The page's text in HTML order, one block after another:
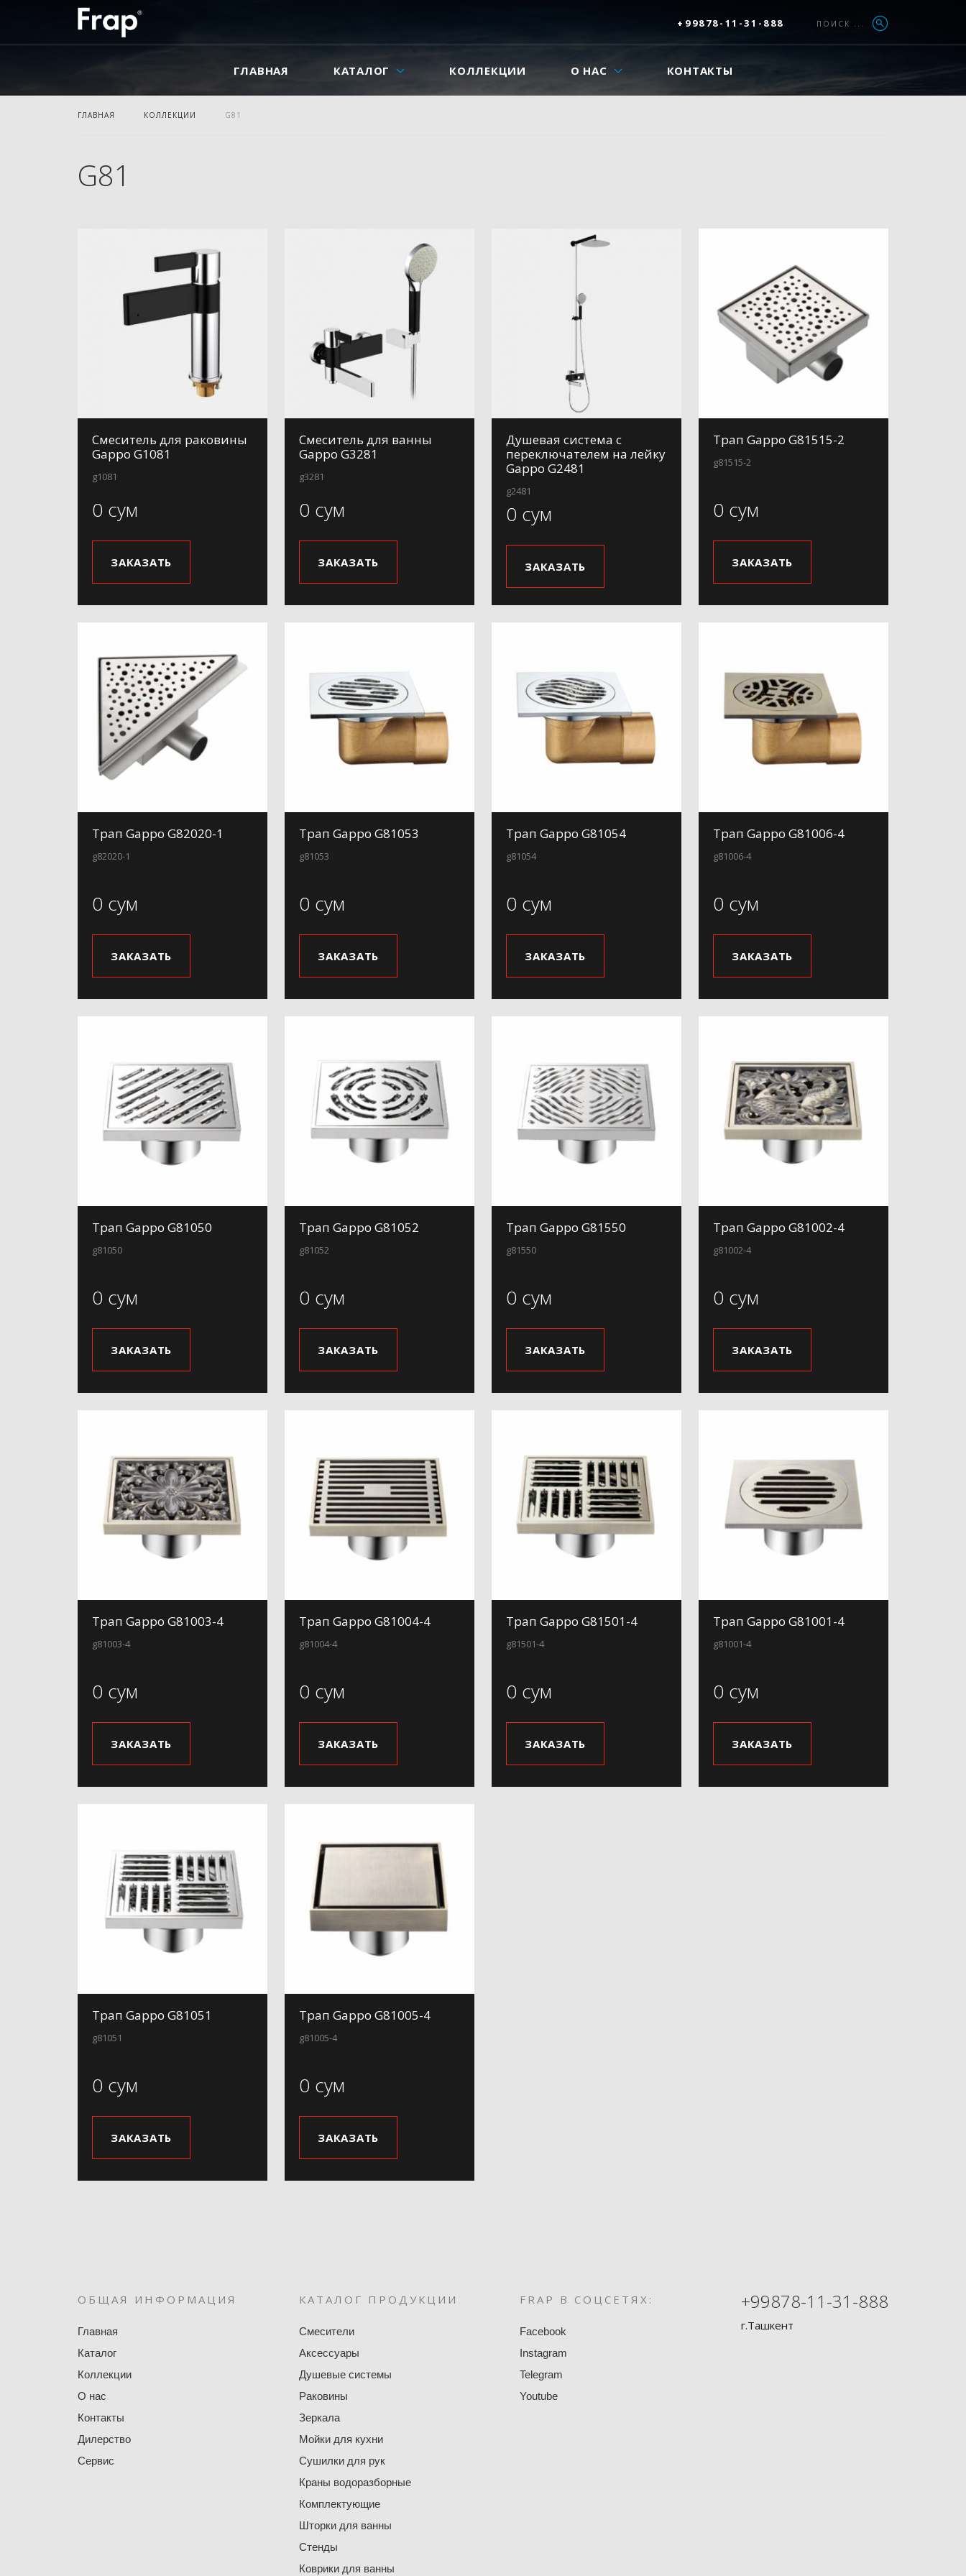
+99878-11-31-888 ПОИСК ...
ГЛАВНАЯ КАТАЛОГ КОЛЛЕКЦИИ О НАС КОНТАКТЫ
ГЛАВНАЯ КОЛЛЕКЦИИ G81
G81
Смеситель для раковины
Gappo G1081
g1081
0 сум
ЗАКАЗАТЬ
Смеситель для ванны
Gappo G3281
g3281
0 сум
ЗАКАЗАТЬ
Душевая система с
переключателем на лейку
Gappo G2481
g2481
0 сум
ЗАКАЗАТЬ
Трап Gappo G81515-2
g81515-2
0 сум
ЗАКАЗАТЬ
Трап Gappo G82020-1
g82020-1
0 сум
ЗАКАЗАТЬ
Трап Gappo G81053
g81053
0 сум
ЗАКАЗАТЬ
Трап Gappo G81054
g81054
0 сум
ЗАКАЗАТЬ
Трап Gappo G81006-4
g81006-4
0 сум
ЗАКАЗАТЬ
Трап Gappo G81050
g81050
0 сум
ЗАКАЗАТЬ
Трап Gappo G81052
g81052
0 сум
ЗАКАЗАТЬ
Трап Gappo G81550
g81550
0 сум
ЗАКАЗАТЬ
Трап Gappo G81002-4
g81002-4
0 сум
ЗАКАЗАТЬ
Трап Gappo G81003-4
g81003-4
0 сум
ЗАКАЗАТЬ
Трап Gappo G81004-4
g81004-4
0 сум
ЗАКАЗАТЬ
Трап Gappo G81501-4
g81501-4
0 сум
ЗАКАЗАТЬ
Трап Gappo G81001-4
g81001-4
0 сум
ЗАКАЗАТЬ
Трап Gappo G81051
g81051
0 сум
ЗАКАЗАТЬ
Трап Gappo G81005-4
g81005-4
0 сум
ЗАКАЗАТЬ
ОБЩАЯ ИНФОРМАЦИЯ
Главная
Каталог
Коллекции
О нас
Контакты
Дилерство
Сервис
КАТАЛОГ ПРОДУКЦИИ
Смесители
Аксессуары
Душевые системы
Раковины
Зеркала
Мойки для кухни
Сушилки для рук
Краны водоразборные
Комплектующие
Шторки для ванны
Стенды
Коврики для ванны
FRAP В СОЦСЕТЯХ:
Facebook
Instagram
Telegram
Youtube
+99878-11-31-888
г.Ташкент